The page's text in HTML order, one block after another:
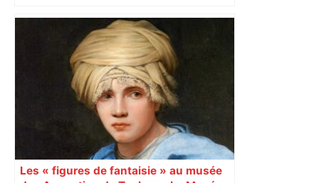
Top 14 : Perpignan mate le leader
Toulouse et quitte la dernière place –
lanouvellerepublique.fr
Les « figures de fantaisie » au musée